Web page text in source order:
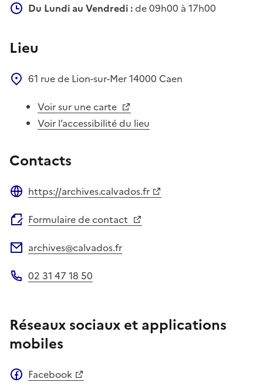
Du Lundi au Vendredi :de 09h00 à 17h00
Lieu
61 rue de Lion-sur-Mer14000 Caen
Voir sur une carte
Voir l’accessibilité du lieu
Contacts
https://archives.calvados.fr
Formulaire de contact
archives@calvados.fr
02 31 47 18 50
Réseaux sociaux et applications
mobiles
Facebook